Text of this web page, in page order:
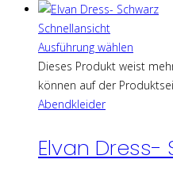
Schnellansicht
Ausführung wählen
Dieses Produkt weist
können auf der
Abendkleider
Elvan Dress-